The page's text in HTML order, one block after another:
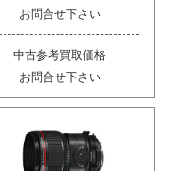
お問合せ下さい
中古参考買取価格
お問合せ下さい